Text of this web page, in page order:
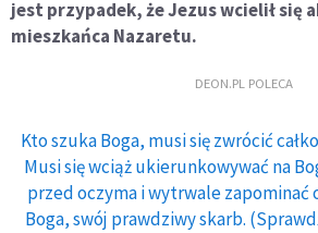
jest przypadek, że Jezus wcielił się
mieszkańca Nazaretu.
DEON.PL POLECA
Kto szuka Boga, musi się zwrócić
Musi się wciąż ukierunkowywać na
przed oczyma i wytrwale zapominać
Boga, swój prawdziwy skarb.